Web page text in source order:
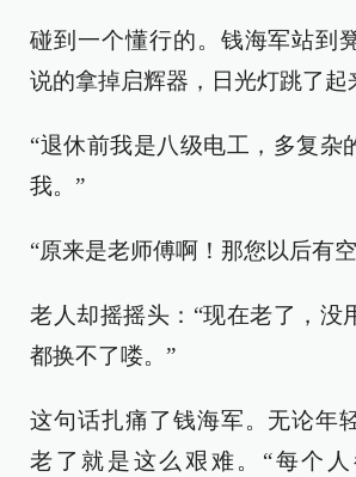
碰到一个懂行的。钱海军站到
说的拿掉启辉器，日光灯跳了起
“退休前我是八级电工，多复杂
我。”
“原来是老师傅啊！那您以后有
老人却摇摇头：“现在老了，没
都换不了喽。”
这句话扎痛了钱海军。无论年
老了就是这么艰难。“每个